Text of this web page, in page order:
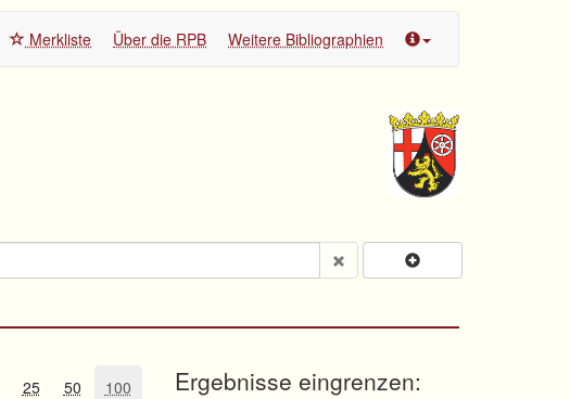
Merkliste Über die RPB Weitere Bibliographien
25 50 100 Ergebnisse eingrenzen: